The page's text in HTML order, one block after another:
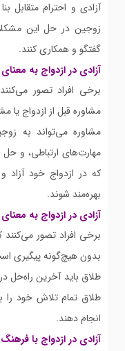
آزادی و احترام متقابل
زوجین در حل این
گفتگو و همکاری کنند.
آزادی در ازدواج به
برخی افراد تصور
مشاوره قبل از ازدواج یا
مشاوره می‌تواند به
مهارت‌های ارتباطی، و
که در ازدواج خود آزاد
بهره‌مند شوند.
آزادی در ازدواج به
برخی افراد تصور می‌کنند
بدون هیچ‌گونه پیگیری
طلاق باید آخرین راه‌حل
طلاق تمام تلاش خود
انجام دهند.
آزادی در ازدواج با